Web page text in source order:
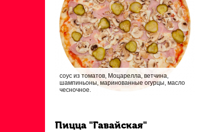
соус из томатов, Моцарелла, ветчина,
шампиньоны, маринованные огурцы, масло
чесночное.
Пицца "Гавайская"